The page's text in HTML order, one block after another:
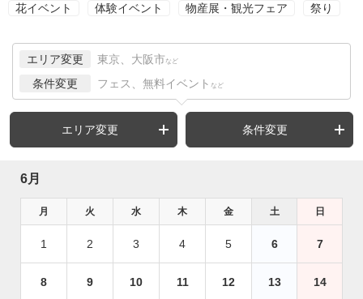
花イベント 体験イベント 物産展・観光フェア 祭り
エリア変更 東京、大阪市 など
条件変更 フェス、無料イベント など
エリア変更 条件変更
6月
月 火 水 木 金 土 日
1 2 3 4 5 6 7
8 9 10 11 12 13 14